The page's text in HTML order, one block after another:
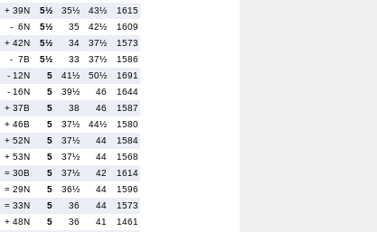
+ 39N 5½ 35½ 43½
1615
- 6N 5½ 35 42½
1609
+ 42N 5½ 34 37½
1573
- 7B 5½ 33 37½
1586
- 12N 5 41½ 50½
1691
- 16N 5 39½ 46
1644
+ 37B 5 38 46
1587
+ 46B 5 37½ 44½
1580
+ 52N 5 37½ 44
1584
+ 53N 5 37½ 44
1568
= 30B 5 37½ 42
1614
= 29N 5 36½ 44
1596
= 33N 5 36 44
1573
+ 48N 5 36 41
1461